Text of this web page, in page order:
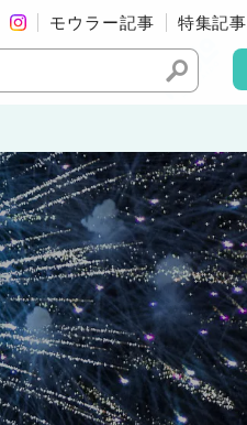
モウラー記事 特集記事